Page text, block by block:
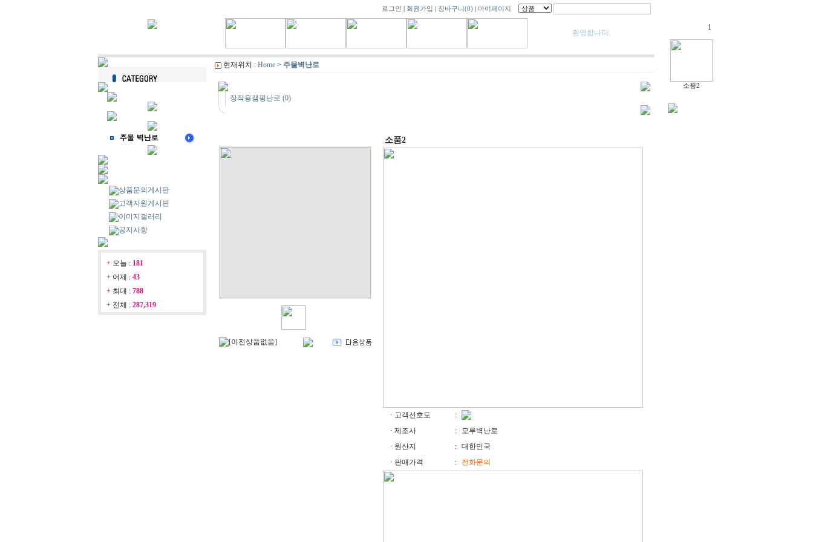
로그인 회원가입 장바구니 (0) 마이페이지
환영합니다.
상품문의게시판
고객지원게시판
이미지갤러리
공지사항
+ 오늘 : 181
+ 어제 : 43
+ 최대 : 788
+ 전체 : 287,319
현재위치 : Home > 주물벽난로
장작용캠핑난로 (0)
소품2
· 고객선호도
:
· 제조사
:
모루벽난로
· 원산지
:
대한민국
· 판매가격
: 전화문의
1
소품2